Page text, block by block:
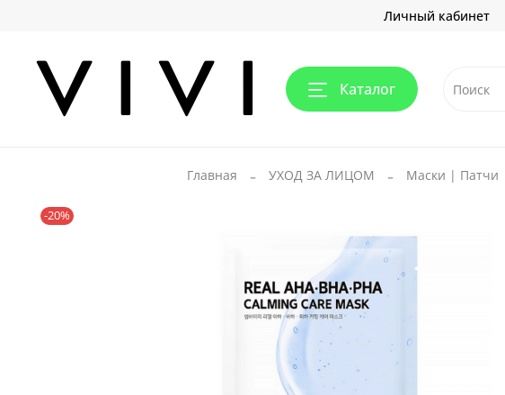
Личный кабинет
Каталог
Главная УХОД ЗА ЛИЦОМ Маски | Патчи
-20%